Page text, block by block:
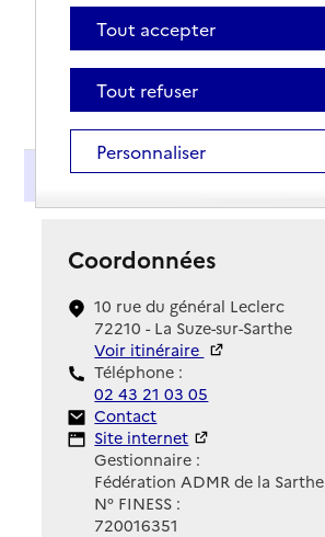
Présentation
Coordonnées
10 rue du général Leclerc
72210 - La Suze-sur-Sarthe
Voir itinéraire
Téléphone :
02 43 21 03 05
Contact
Contact
Site Internet
Site internet
Gestionnaire :
Fédération ADMR de la Sarthe
N° FINESS :
720016351
Tout accepter
Tout refuser
Personnaliser